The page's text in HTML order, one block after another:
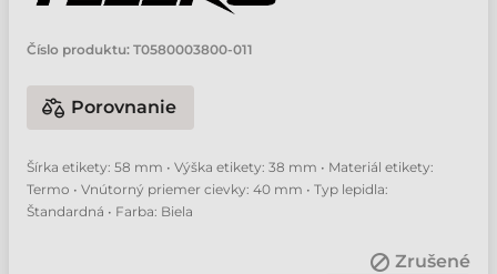
Číslo produktu: T0580003800-011
Porovnanie
Šírka etikety: 58 mm • Výška etikety: 38 mm • Materiál etikety:
Termo • Vnútorný priemer cievky: 40 mm • Typ lepidla:
Štandardná • Farba: Biela
Zrušené